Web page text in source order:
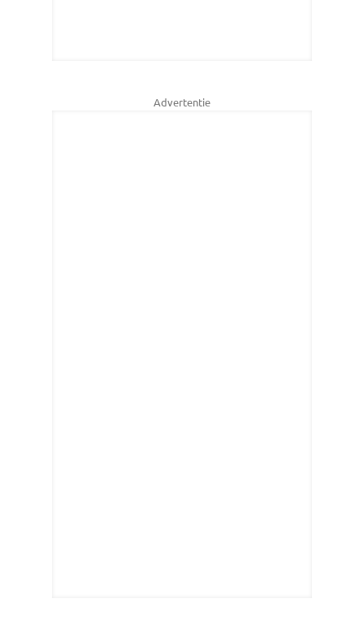
Advertentie